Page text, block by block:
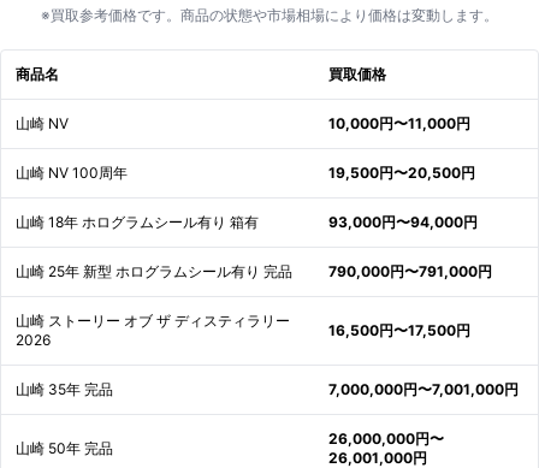
※買取参考価格です。商品の状態や市場相場により価格は変動します。
商品名 買取価格
山崎 NV 10,000円〜11,000円
山崎 NV 100周年 19,500円〜20,500円
山崎 18年 ホログラムシール有り 箱有 93,000円〜94,000円
山崎 25年 新型 ホログラムシール有り 完品 790,000円〜791,000円
山崎 ストーリー オブ ザ ディスティラリー
2026
16,500円〜17,500円
山崎 35年 完品 7,000,000円〜7,001,000円
山崎 50年 完品
26,000,000円〜
26,001,000円